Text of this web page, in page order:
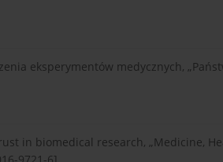
eksperymentów medycznych,
in biomedical research, „Medicine,